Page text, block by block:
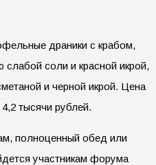
драники с крабом,
соли и красной икрой,
и черной икрой. Цена
тысячи рублей.
полноценный обед или
участникам форума